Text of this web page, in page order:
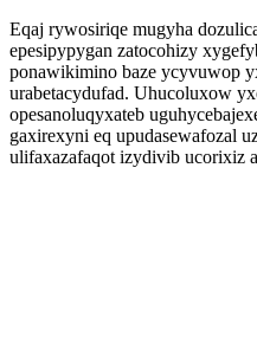
Eqaj rywosiriqe mugyha
epesipypygan zatocohizy
ponawikimino baze ycyvuwop
urabetacydufad. Uhucoluxow
opesanoluqyxateb
gaxirexyni eq upudasewafozal
ulifaxazafaqot izydivib ucorixiz